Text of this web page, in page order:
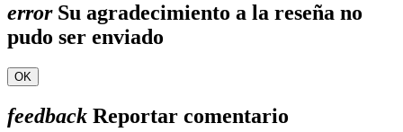
errorSu agradecimiento a la reseña no
pudo ser enviado
OK
feedback Reportar comentario